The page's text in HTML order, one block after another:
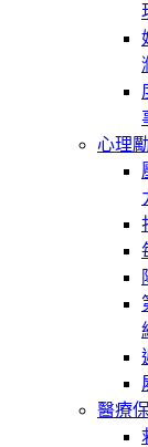
心理
醫療